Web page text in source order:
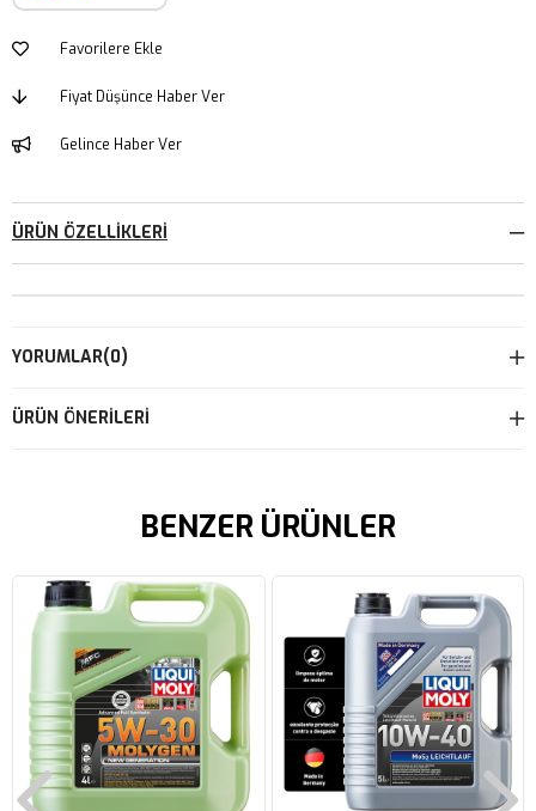
Favorilere Ekle
Fiyat Düşünce Haber Ver
Gelince Haber Ver
ÜRÜN ÖZELLIKLERI
YORUMLAR(0)
ÜRÜN ÖNERILERI
BENZER ÜRÜNLER